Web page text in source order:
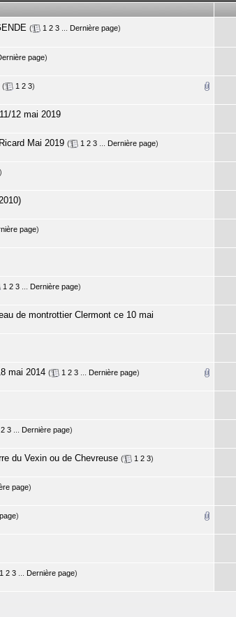
( 1 2 3 Dernière page)
page)
( 1 2 3)
12 mai 2019
Mai 2019 ( 1 2 3 Dernière page)
)
page)
1 2 3 Dernière page)
de montrottier Clermont ce 10 mai
mai 2014 ( 1 2 3 Dernière page)
2 3 Dernière page)
du Vexin ou de Chevreuse ( 1 2 3)
page)
)
1 2 3 Dernière page)